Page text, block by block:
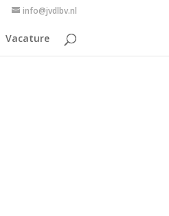
info@jvdlbv.nl
Vacature